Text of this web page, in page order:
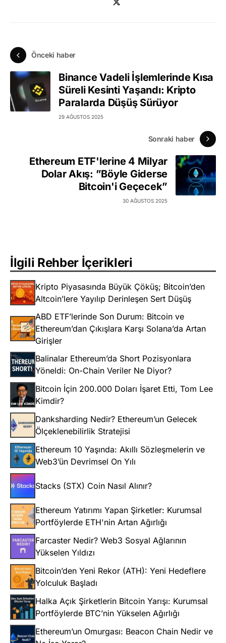
Önceki haber
Binance Vadeli İşlemlerinde Kısa
Süreli Kesinti Yaşandı: Kripto
Paralarda Düşüş Sürüyor
29 AĞUSTOS 2025
Sonraki haber
Ethereum ETF'lerine 4 Milyar
Dolar Akış: ”Böyle Giderse
Bitcoin'i Geçecek”
30 AĞUSTOS 2025
İlgili Rehber İçerikleri
Kripto Piyasasında Büyük Çöküş; Bitcoin’den
Altcoin’lere Yayılıp Derinleşen Sert Düşüş
ABD ETF’lerinde Son Durum: Bitcoin ve
Ethereum’dan Çıkışlara Karşı Solana’da Artan
Girişler
Balinalar Ethereum’da Short Pozisyonlara
Yöneldi: On-Chain Veriler Ne Diyor?
Bitcoin İçin 200.000 Doları İşaret Etti, Tom Lee
Kimdir?
Danksharding Nedir? Ethereum’un Gelecek
Ölçeklenebilirlik Stratejisi
Ethereum 10 Yaşında: Akıllı Sözleşmelerin ve
Web3’ün Devrimsel On Yılı
Stacks (STX) Coin Nasıl Alınır?
Ethereum Yatırımı Yapan Şirketler: Kurumsal
Portföylerde ETH'nin Artan Ağırlığı
Farcaster Nedir? Web3 Sosyal Ağlarının
Yükselen Yıldızı
Bitcoin’den Yeni Rekor (ATH): Yeni Hedeflere
Yolculuk Başladı
Halka Açık Şirketlerin Bitcoin Yarışı: Kurumsal
Portföylerde BTC’nin Yükselen Ağırlığı
Ethereum’un Omurgası: Beacon Chain Nedir ve